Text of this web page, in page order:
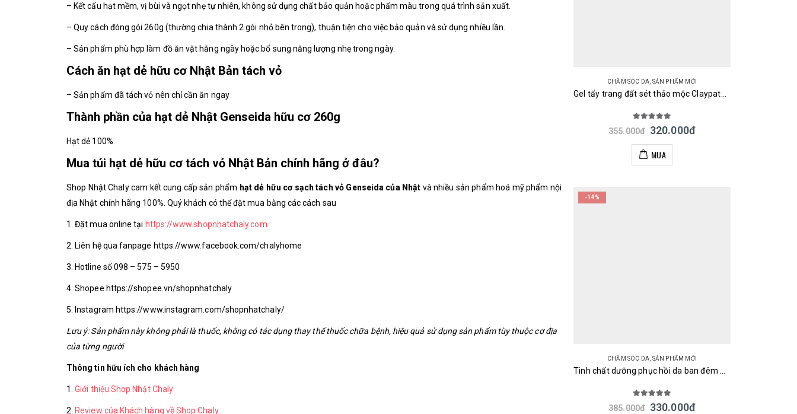
– Kết cấu hạt mềm, vị bùi và ngọt nhẹ tự nhiên, không sử dụng chất bảo quản hoặc phẩm màu trong quá trình sản xuất.
– Quy cách đóng gói 260g (thường chia thành 2 gói nhỏ bên trong), thuận tiện cho việc bảo quản và sử dụng nhiều lần.
– Sản phẩm phù hợp làm đồ ăn vặt hằng ngày hoặc bổ sung năng lượng nhẹ trong ngày.
Cách ăn hạt dẻ hữu cơ Nhật Bản tách vỏ
– Sản phẩm đã tách vỏ nên chỉ cần ăn ngay
Thành phần của hạt dẻ Nhật Genseida hữu cơ 260g
Hạt dẻ 100%
Mua túi hạt dẻ hữu cơ tách vỏ Nhật Bản chính hãng ở đâu?
Shop Nhật Chaly cam kết cung cấp sản phẩm hạt dẻ hữu cơ sạch tách vỏ Genseida của Nhật và nhiều sản phẩm hoá mỹ phẩm nội
địa Nhật chính hãng 100%. Quý khách có thể đặt mua bằng các cách sau
1. Đặt mua online tại https://www.shopnhatchaly.com
2. Liên hệ qua fanpage https://www.facebook.com/chalyhome
3. Hotline số 098 – 575 – 5950
4. Shopee https://shopee.vn/shopnhatchaly
5. Instagram https://www.instagram.com/shopnhatchaly/
Lưu ý: Sản phẩm này không phải là thuốc, không có tác dụng thay thế thuốc chữa bệnh, hiệu quả sử dụng sản phẩm tùy thuộc cơ địa
của từng người
Thông tin hữu ích cho khách hàng
1.Giới thiệu Shop Nhật Chaly
2. Review của Khách hàng về Shop Chaly
CHĂM SÓC DA, SẢN PHẨM MỚI
Gel tẩy trang đất sét thảo mộc Claypathy Deep Cleansing Gel 300ml Nhật Bản
out of 5
355.000đ 320.000đ
MUA
-14%
CHĂM SÓC DA, SẢN PHẨM MỚI
Tinh chất dưỡng phục hồi da ban đêm URUYOI Night Repair Essence Cosmetex Roland 100ml Nhật Bản
out of 5
385.000đ 330.000đ